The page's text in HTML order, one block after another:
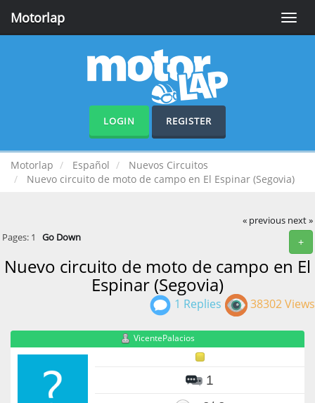
Toggle
Motorlap
LOGIN REGISTER
Motorlap Español
Nuevos Circuitos
Nuevo circuito de moto de campo en El Espinar (Segovia)
« previous next »
+
Pages: 1 Go Down
Nuevo circuito de moto de campo en El
Espinar (Segovia)
1 Replies 38302 Views
VicentePalacios
1